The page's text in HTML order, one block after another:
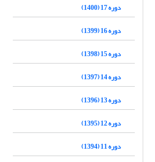
دوره 17 (1400)
دوره 16 (1399)
دوره 15 (1398)
دوره 14 (1397)
دوره 13 (1396)
دوره 12 (1395)
دوره 11 (1394)